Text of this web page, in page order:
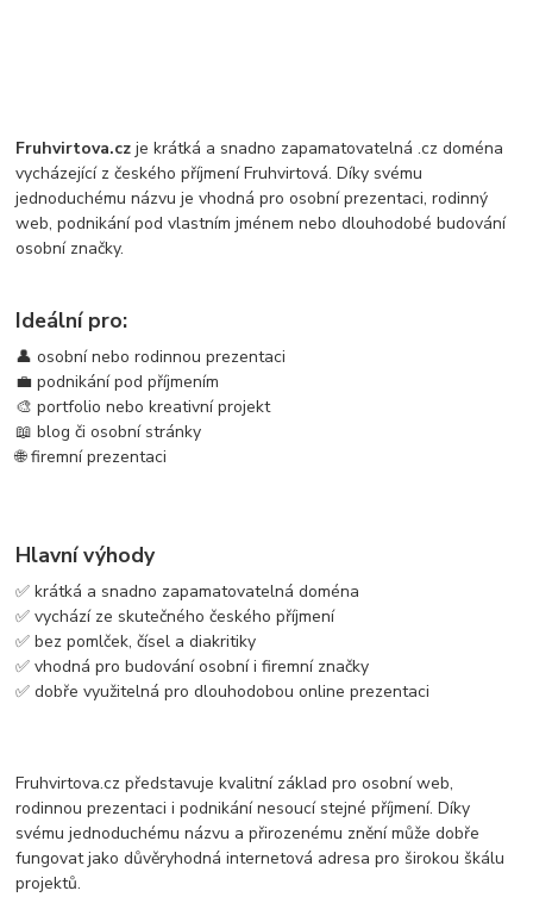
Fruhvirtova.cz je krátká a snadno zapamatovatelná .cz doména
vycházející z českého příjmení Fruhvirtová. Díky svému
jednoduchému názvu je vhodná pro osobní prezentaci, rodinný
web, podnikání pod vlastním jménem nebo dlouhodobé budování
osobní značky.
Ideální pro:
👤 osobní nebo rodinnou prezentaci
💼 podnikání pod příjmením
🎨 portfolio nebo kreativní projekt
📖 blog či osobní stránky
🌐 firemní prezentaci
Hlavní výhody
✅ krátká a snadno zapamatovatelná doména
✅ vychází ze skutečného českého příjmení
✅ bez pomlček, čísel a diakritiky
✅ vhodná pro budování osobní i firemní značky
✅ dobře využitelná pro dlouhodobou online prezentaci
Fruhvirtova.cz představuje kvalitní základ pro osobní web,
rodinnou prezentaci i podnikání nesoucí stejné příjmení. Díky
svému jednoduchému názvu a přirozenému znění může dobře
fungovat jako důvěryhodná internetová adresa pro širokou škálu
projektů.